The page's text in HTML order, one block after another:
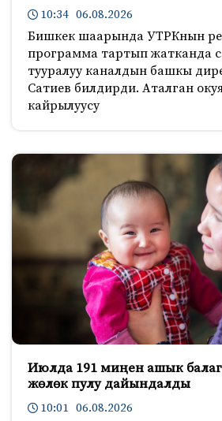
10:34 06.08.2026
Бишкек шаарында УТРКнын
программа тартып жатканда
тууралуу каналдын башкы
Сатиев билдирди. Аталган
кайрылуусу
Июлда 191 миңен ашык
жөлөк пулу дайындалды
10:01 06.08.2026